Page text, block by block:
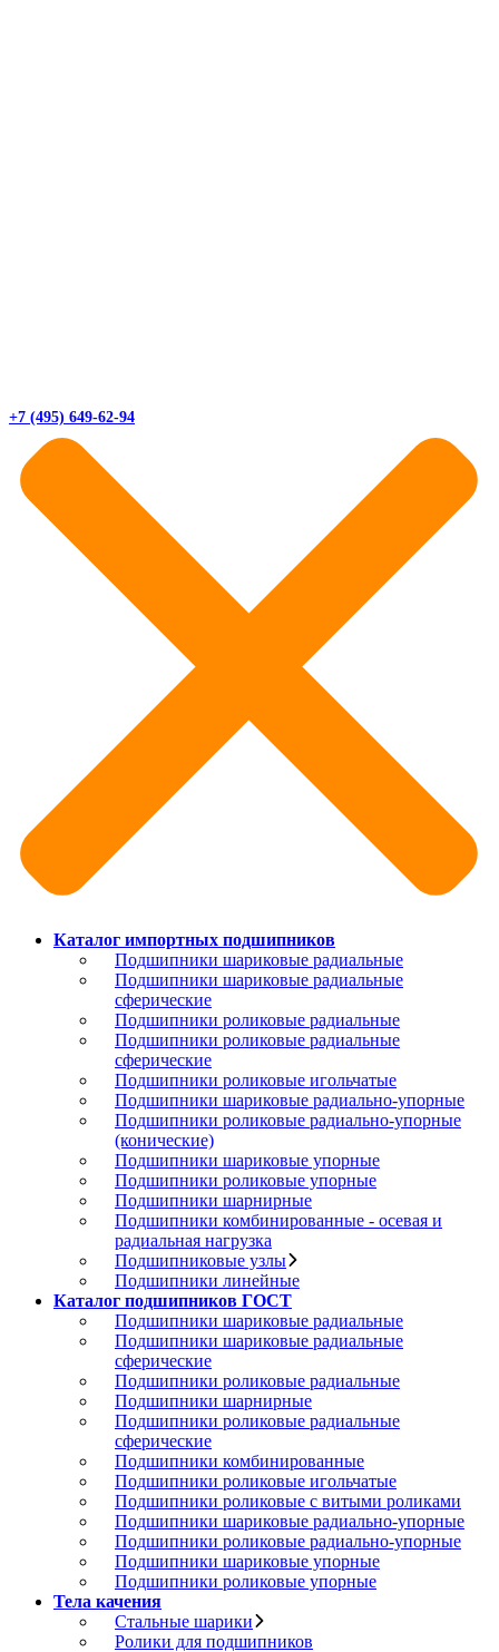
+7 (495) 649-62-94
Каталог импортных подшипников
Подшипники шариковые радиальные
Подшипники шариковые радиальные
сферические
Подшипники роликовые радиальные
Подшипники роликовые радиальные
сферические
Подшипники роликовые игольчатые
Подшипники шариковые радиально-упорные
Подшипники роликовые радиально-упорные
(конические)
Подшипники шариковые упорные
Подшипники роликовые упорные
Подшипники шарнирные
Подшипники комбинированные - осевая и
радиальная нагрузка
Подшипниковые узлы
Подшипники линейные
Каталог подшипников ГОСТ
Подшипники шариковые радиальные
Подшипники шариковые радиальные
сферические
Подшипники роликовые радиальные
Подшипники шарнирные
Подшипники роликовые радиальные
сферические
Подшипники комбинированные
Подшипники роликовые игольчатые
Подшипники роликовые с витыми роликами
Подшипники шариковые радиально-упорные
Подшипники роликовые радиально-упорные
Подшипники шариковые упорные
Подшипники роликовые упорные
Тела качения
Стальные шарики
Ролики для подшипников